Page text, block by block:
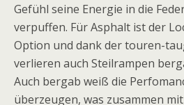
Gefühl seine Energie in die
verpuffen. Für Asphalt ist der
Option und dank der touren-
verlieren auch Steilrampen
Auch bergab weiß die
überzeugen, was zusammen